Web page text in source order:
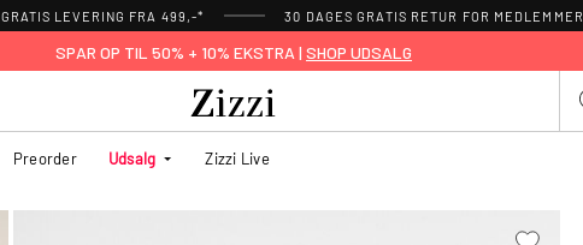
GRATIS LEVERING FRA 499,-* 30 DAGES GRATIS RETUR FOR MEDLEMMER
SPAR OP TIL 50% + 10% EKSTRA | SHOP UDSALG
Preorder Udsalg Zizzi Live